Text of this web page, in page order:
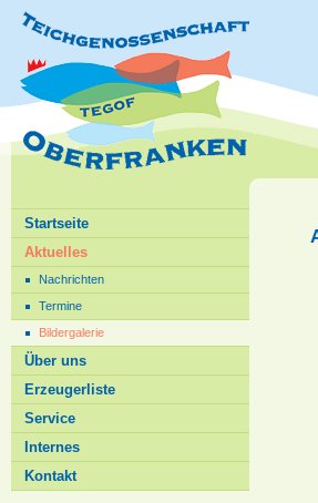
Startseite
Aktuelles
Nachrichten
Termine
Bildergalerie
Über uns
Erzeugerliste
Service
Internes
Kontakt